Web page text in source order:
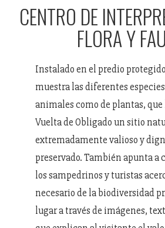
CENTRO DE
FLORA Y
Instalado en el predio
muestra las diferentes
animales como de plantas, que
Vuelta de Obligado un sitio
extremadamente valioso y
preservado. También apunta a
los sampedrinos y turistas
necesario de la biodiversidad
lugar a través de imágenes,